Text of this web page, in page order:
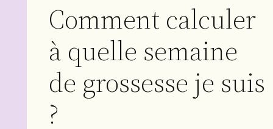
Comment calculer
à quelle semaine
de grossesse je suis
?